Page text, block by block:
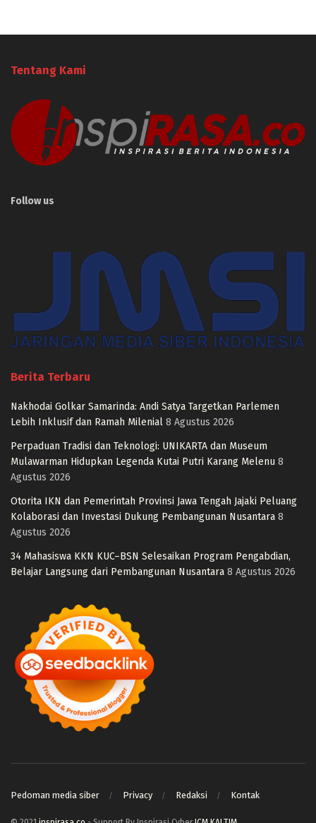
Tentang Kami
Follow us
Berita Terbaru
Nakhodai Golkar Samarinda: Andi Satya Targetkan Parlemen
Lebih Inklusif dan Ramah Milenial 8 Agustus 2026
Perpaduan Tradisi dan Teknologi: UNIKARTA dan Museum
Mulawarman Hidupkan Legenda Kutai Putri Karang Melenu 8
Agustus 2026
Otorita IKN dan Pemerintah Provinsi Jawa Tengah Jajaki Peluang
Kolaborasi dan Investasi Dukung Pembangunan Nusantara 8
Agustus 2026
34 Mahasiswa KKN KUC–BSN Selesaikan Program Pengabdian,
Belajar Langsung dari Pembangunan Nusantara 8 Agustus 2026
Pedoman media siber Privacy Redaksi Kontak